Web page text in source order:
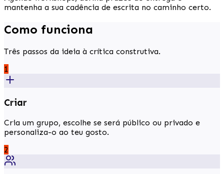
mantenha a sua cadência de escrita no caminho certo.
Como funciona
Três passos da ideia à crítica construtiva.
1
Criar
Cria um grupo, escolhe se será público ou privado e
personaliza-o ao teu gosto.
2